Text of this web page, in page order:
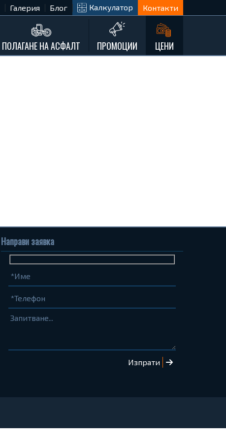
Галерия Блог Калкулатор Контакти
ПОЛАГАНЕ НА АСФАЛТ ПРОМОЦИИ ЦЕНИ
Направи заявка
Име
(задължително)
Телефон
(задължително)
Запитване...